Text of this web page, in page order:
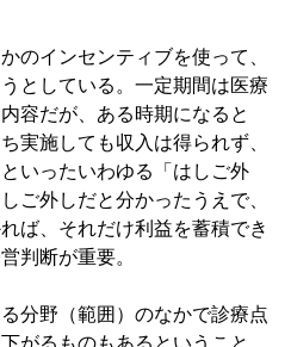
インセンティブを使って、
としている。一定期間は医療
容だが、ある時期になると
実施しても収入は得られず、
いったいわゆる「はしご外
ご外しだと分かったうえで、
ば、それだけ利益を蓄積でき
判断が重要。
野（範囲）のなかで診療点
がるものもあるということ。